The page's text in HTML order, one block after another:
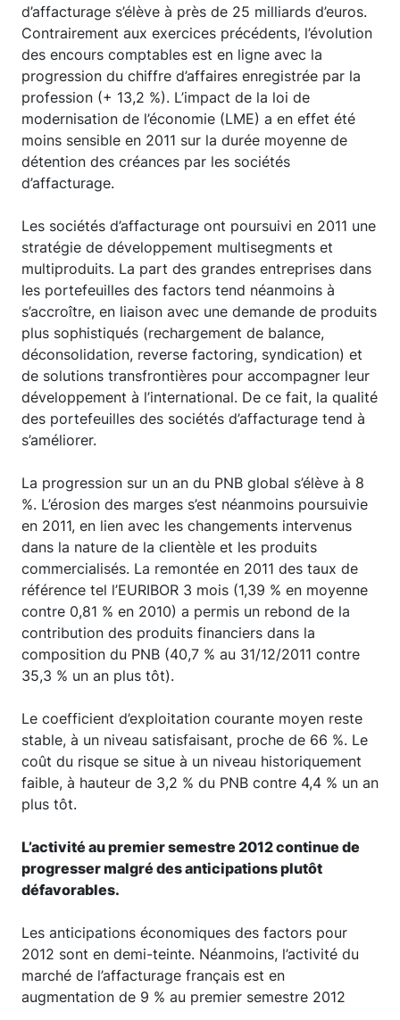
d’affacturage s’élève à près de 25 milliards d’euros.
Contrairement aux exercices précédents, l’évolution
des encours comptables est en ligne avec la
progression du chiffre d’affaires enregistrée par la
profession (+ 13,2 %). L’impact de la loi de
modernisation de l’économie (LME) a en effet été
moins sensible en 2011 sur la durée moyenne de
détention des créances par les sociétés
d’affacturage.
Les sociétés d’affacturage ont poursuivi en 2011 une
stratégie de développement multisegments et
multiproduits. La part des grandes entreprises dans
les portefeuilles des factors tend néanmoins à
s’accroître, en liaison avec une demande de produits
plus sophistiqués (rechargement de balance,
déconsolidation, reverse factoring, syndication) et
de solutions transfrontières pour accompagner leur
développement à l’international. De ce fait, la qualité
des portefeuilles des sociétés d’affacturage tend à
s’améliorer.
La progression sur un an du PNB global s’élève à 8
%. L’érosion des marges s’est néanmoins poursuivie
en 2011, en lien avec les changements intervenus
dans la nature de la clientèle et les produits
commercialisés. La remontée en 2011 des taux de
référence tel l’EURIBOR 3 mois (1,39 % en moyenne
contre 0,81 % en 2010) a permis un rebond de la
contribution des produits financiers dans la
composition du PNB (40,7 % au 31/12/2011 contre
35,3 % un an plus tôt).
Le coefficient d’exploitation courante moyen reste
stable, à un niveau satisfaisant, proche de 66 %. Le
coût du risque se situe à un niveau historiquement
faible, à hauteur de 3,2 % du PNB contre 4,4 % un an
plus tôt.
L’activité au premier semestre 2012 continue de
progresser malgré des anticipations plutôt
défavorables.
Les anticipations économiques des factors pour
2012 sont en demi-teinte. Néanmoins, l’activité du
marché de l’affacturage français est en
augmentation de 9 % au premier semestre 2012